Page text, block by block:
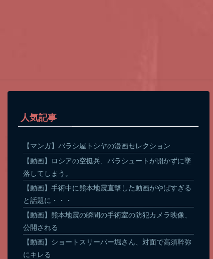
人気記事
【マンガ】バラシ屋トシヤの漫画セレクション
【動画】ロシアの空挺兵、パラシュートが開かずに墜
落してしまう。
【動画】手術中に熊本地震直撃した動画がやばすぎる
と話題に・・・
【動画】熊本地震の瞬間の手術室の防犯カメラ映像、
公開される
【動画】ショートスリーパー堀さん、対面で高須幹弥
にキレる